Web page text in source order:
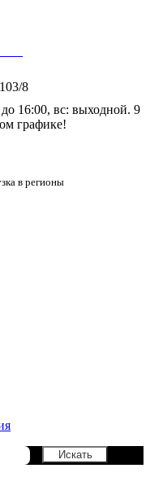
8
16:00, вс: выходной. 9
графике!
в регионы